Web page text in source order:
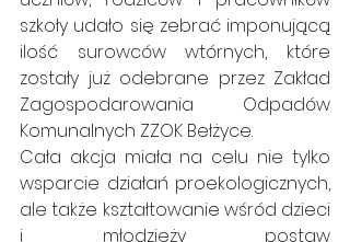
szkoły udało się zebrać imponującą
ilość surowców wtórnych, które
zostały już odebrane przez Zakład
Zagospodarowania Odpadów
Komunalnych ZZOK Bełżyce.
Cała akcja miała na celu nie tylko
wsparcie działań proekologicznych,
ale także kształtowanie wśród dzieci
i młodzieży postaw